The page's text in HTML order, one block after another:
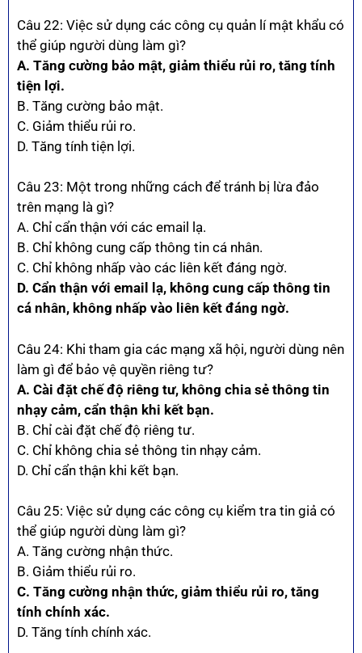
Câu 22: Việc sử dụng các công cụ quản lí mật khẩu có
thể giúp người dùng làm gì?
A. Tăng cường bảo mật, giảm thiểu rủi ro, tăng tính
tiện lợi.
B. Tăng cường bảo mật.
C. Giảm thiểu rủi ro.
D. Tăng tính tiện lợi.
Câu 23: Một trong những cách để tránh bị lừa đảo
trên mạng là gì?
A. Chỉ cẩn thận với các email lạ.
B. Chỉ không cung cấp thông tin cá nhân.
C. Chỉ không nhấp vào các liên kết đáng ngờ.
D. Cẩn thận với email lạ, không cung cấp thông tin
cá nhân, không nhấp vào liên kết đáng ngờ.
Câu 24: Khi tham gia các mạng xã hội, người dùng nên
làm gì để bảo vệ quyền riêng tư?
A. Cài đặt chế độ riêng tư, không chia sẻ thông tin
nhạy cảm, cẩn thận khi kết bạn.
B. Chỉ cài đặt chế độ riêng tư.
C. Chỉ không chia sẻ thông tin nhạy cảm.
D. Chỉ cẩn thận khi kết bạn.
Câu 25: Việc sử dụng các công cụ kiểm tra tin giả có
thể giúp người dùng làm gì?
A. Tăng cường nhận thức.
B. Giảm thiểu rủi ro.
C. Tăng cường nhận thức, giảm thiểu rủi ro, tăng
tính chính xác.
D. Tăng tính chính xác.